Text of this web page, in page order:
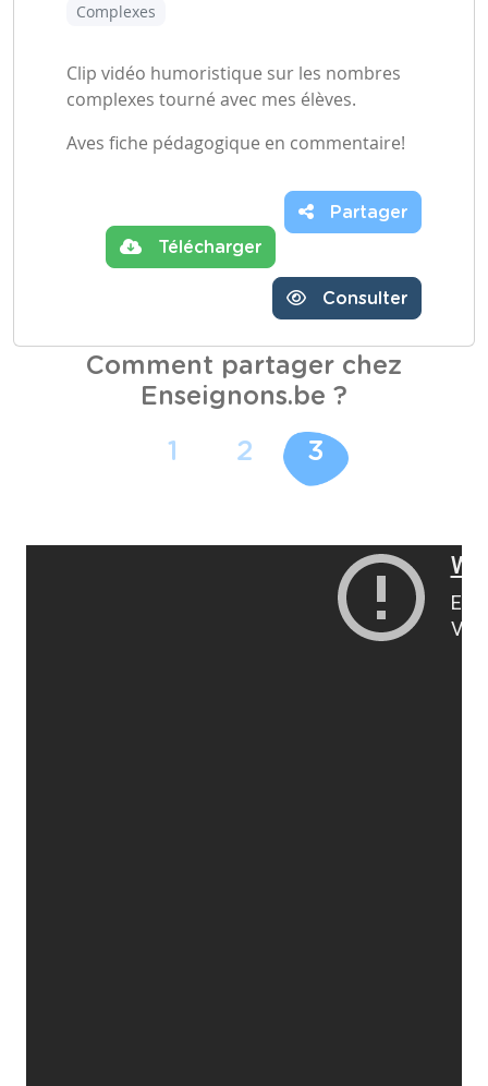
Complexes
Clip vidéo humoristique sur les nombres
complexes tourné avec mes élèves.
Aves fiche pédagogique en commentaire!
Télécharger
Partager
Consulter
Comment partager chez
Enseignons.be ?
1 2 3